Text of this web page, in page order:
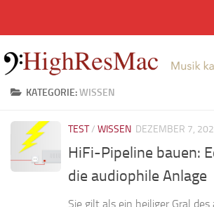
KATEGORIE:WISSEN
TEST/ WISSEN DEZEMBER 7,
HiFi-Pipeline bauen:
die audiophile Anlage
Sie gilt als ein heiliger Gral des